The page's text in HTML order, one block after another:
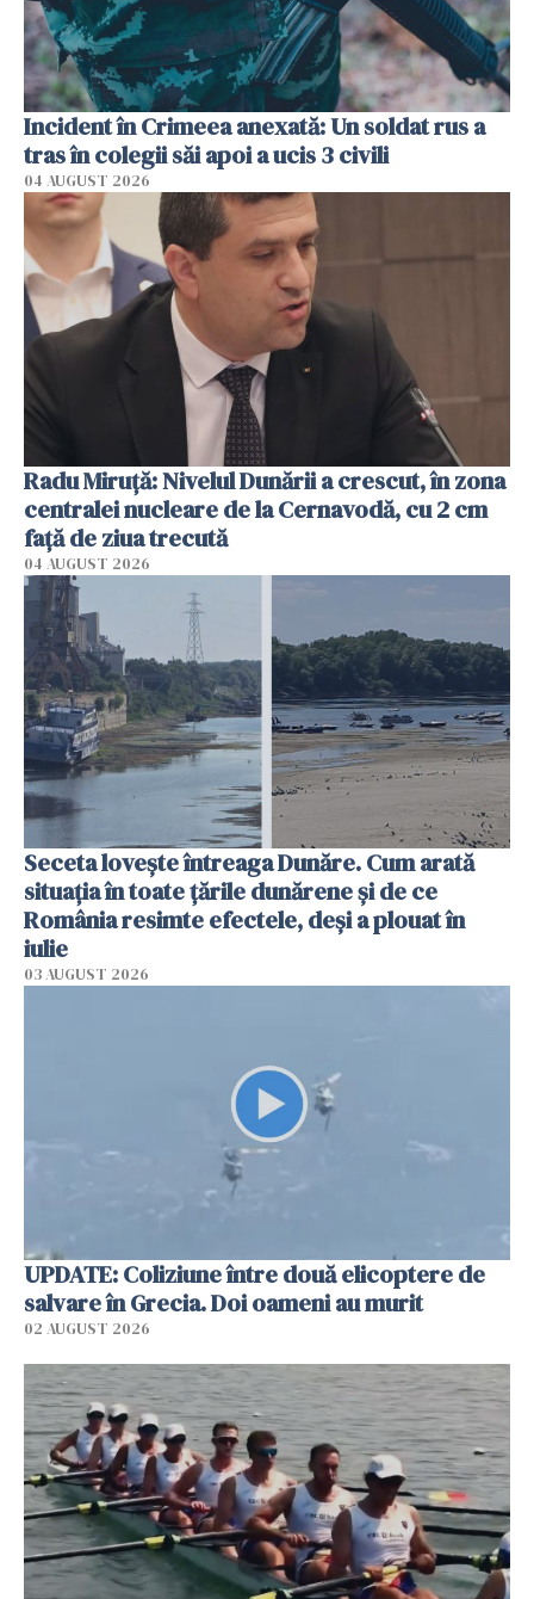
Incident în Crimeea anexată: Un soldat rus a
tras în colegii săi apoi a ucis 3 civili
04 AUGUST 2026
Radu Miruţă: Nivelul Dunării a crescut, în zona
centralei nucleare de la Cernavodă, cu 2 cm
faţă de ziua trecută
04 AUGUST 2026
Seceta lovește întreaga Dunăre. Cum arată
situația în toate țările dunărene și de ce
România resimte efectele, deși a plouat în
iulie
03 AUGUST 2026
UPDATE: Coliziune între două elicoptere de
salvare în Grecia. Doi oameni au murit
02 AUGUST 2026